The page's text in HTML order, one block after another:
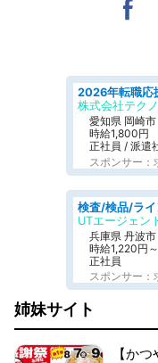
株式会社テク
愛知県 岡崎市
時給1,800円
正社員 / 派遣
スポンサー：
UTエージェン
兵庫県 丹波市
時給1,220円～
正社員
スポンサー：
姉妹サイト
【か